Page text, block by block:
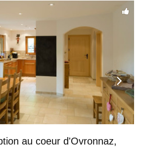
au coeur d'Ovronnaz,